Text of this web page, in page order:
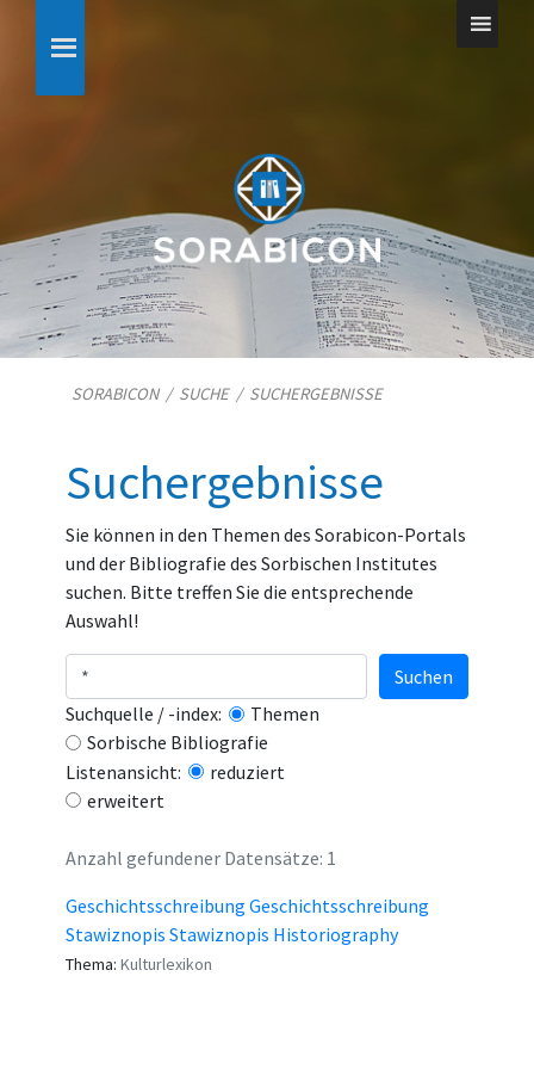
SORABICON/ SUCHE/ SUCHERGEBNISSE
Suchergebnisse
Sie können in den Themen des Sorabicon-Portals
und der Bibliografie des Sorbischen Institutes
suchen. Bitte treffen Sie die entsprechende
Auswahl!
Suchquelle / -index:
Themen
Sorbische Bibliografie
Listenansicht:
reduziert
erweitert
Suchen
Anzahl gefundener Datensätze: 1
Geschichtsschreibung Geschichtsschreibung
Stawiznopis Stawiznopis Historiography
Thema: Kulturlexikon